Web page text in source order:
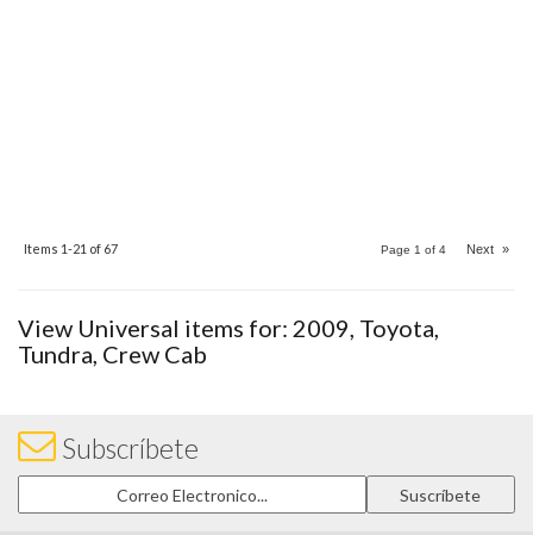
Items 1-21 of 67 Page 1 of 4 Next »
View Universal items for: 2009, Toyota,
Tundra, Crew Cab
Subscríbete